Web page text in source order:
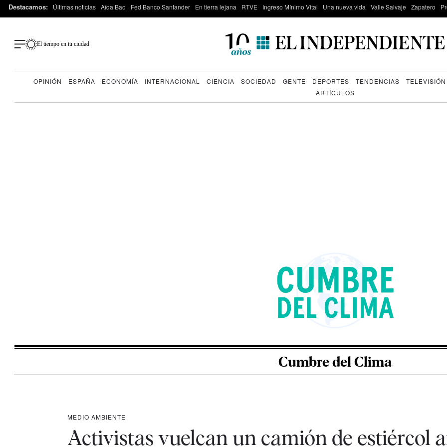
Destacamos: Últimas noticias Aída Bao Fed Banco Santander En tierra lejana RTVE Ingreso Mínimo Vital Una nueva vida Valle Salvaje Zapatero
El tiempo en tu ciudad
OPINIÓN ESPAÑA ECONOMÍA INTERNACIONAL CIENCIA SOCIEDAD GENTE DEPORTES TENDENCIAS
TELEVISIÓN
ARTÍCULOS
Cumbre del Clima
MEDIO AMBIENTE
Activistas vuelcan un camión de estiércol